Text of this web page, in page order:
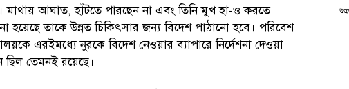
আঘাত, হাঁটতে পারছেন না এবং তিনি মুখ হা-ও করতে
হয়েছে তাকে উন্নত চিকিৎসার জন্য বিদেশ পাঠানো হবে। পরিবেশ
এরইমধ্যে নুরকে বিদেশ নেওয়ার ব্যাপারে নির্দেশনা দেওয়া
ছিল তেমনই রয়েছে।